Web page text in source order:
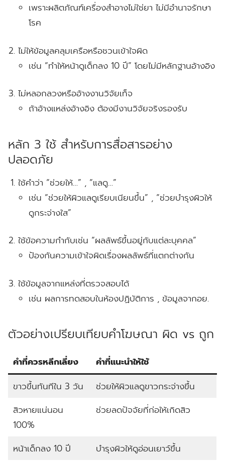
เพราะผลิตภัณฑ์เครื่องสำอางไม่ใช่ยา ไม่มีอำนาจรักษา
โรค
ไม่ให้ข้อมูลคลุมเครือหรือชวนเข้าใจผิด
เช่น “ทำให้หน้าดูเด็กลง 10 ปี” โดยไม่มีหลักฐานอ้างอิง
ไม่หลอกลวงหรืออ้างงานวิจัยเท็จ
ถ้าอ้างแหล่งอ้างอิง ต้องมีงานวิจัยจริงรองรับ
หลัก 3 ใช้ สำหรับการสื่อสารอย่าง
ปลอดภัย
ใช้คำว่า “ช่วยให้…” , “แลดู…”
เช่น “ช่วยให้ผิวแลดูเรียบเนียนขึ้น” , “ช่วยบำรุงผิวให้
ดูกระจ่างใส”
ใช้ข้อความกำกับเช่น “ผลลัพธ์ขึ้นอยู่กับแต่ละบุคคล”
ป้องกันความเข้าใจผิดเรื่องผลลัพธ์ที่แตกต่างกัน
ใช้ข้อมูลจากแหล่งที่ตรวจสอบได้
เช่น ผลการทดสอบในห้องปฏิบัติการ , ข้อมูลจากอย.
ตัวอย่างเปรียบเทียบคำโฆษณา ผิด vs ถูก
คำที่ควรหลีกเลี่ยง
คำที่แนะนำให้ใช้
ขาวขึ้นทันทีใน 3 วัน
ช่วยให้ผิวแลดูขาวกระจ่างขึ้น
สิวหายแน่นอน
100%
ช่วยลดปัจจัยที่ก่อให้เกิดสิว
หน้าเด็กลง 10 ปี
บำรุงผิวให้ดูอ่อนเยาว์ขึ้น